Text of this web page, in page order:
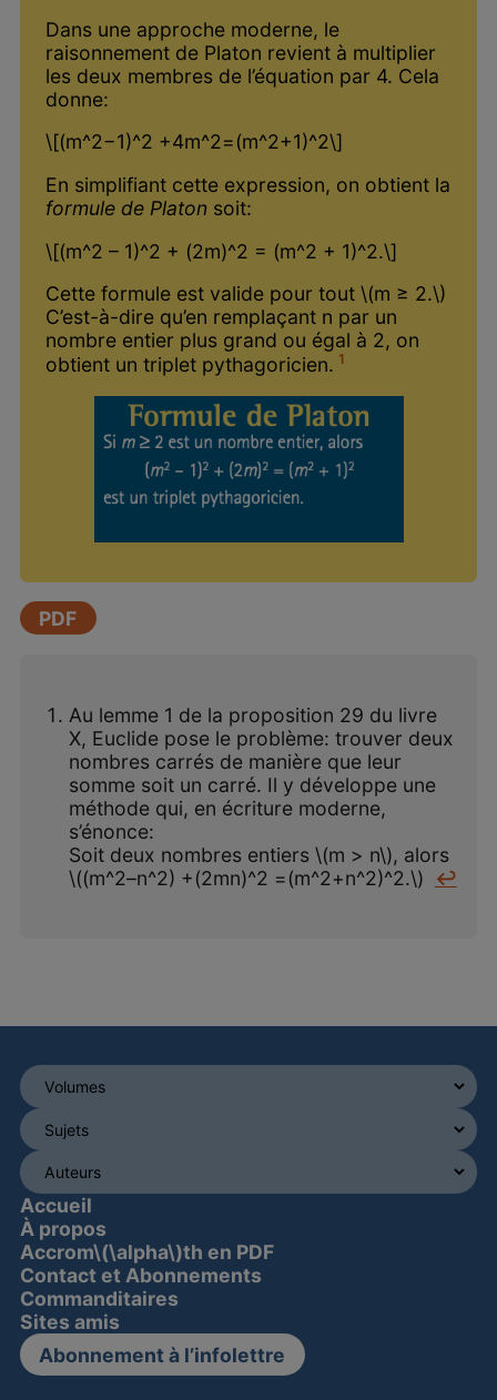
Dans une approche moderne, le
raisonnement de Platon revient à multiplier
les deux membres de l’équation par 4. Cela
donne:
\[(m^2−1)^2 +4m^2=(m^2+1)^2\]
En simplifiant cette expression, on obtient la
formule de Platon soit:
\[(m^2 – 1)^2 + (2m)^2 = (m^2 + 1)^2.\]
Cette formule est valide pour tout \(m ≥ 2.\)
C’est-à-dire qu’en remplaçant n par un
nombre entier plus grand ou égal à 2, on
obtient un triplet pythagoricien. 1
PDF
Au lemme 1 de la proposition 29 du livre
X, Euclide pose le problème: trouver deux
nombres carrés de manière que leur
somme soit un carré. Il y développe une
méthode qui, en écriture moderne,
s’énonce:
Soit deux nombres entiers \(m > n\), alors
\((m^2–n^2) +(2mn)^2 =(m^2+n^2)^2.\)
↩
Accueil
À propos
Accrom\(\alpha\)th en PDF
Contact et Abonnements
Commanditaires
Sites amis
Abonnement à l’infolettre